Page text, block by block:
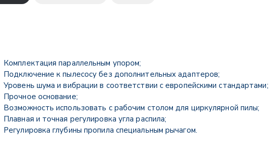
Комплектация параллельным упором;
Подключение к пылесосу без дополнительных адаптеров;
Уровень шума и вибрации в соответствии с европейскими стандартами;
Прочное основание;
Возможность использовать с рабочим столом для циркулярной пилы;
Плавная и точная регулировка угла распила;
Регулировка глубины пропила специальным рычагом.